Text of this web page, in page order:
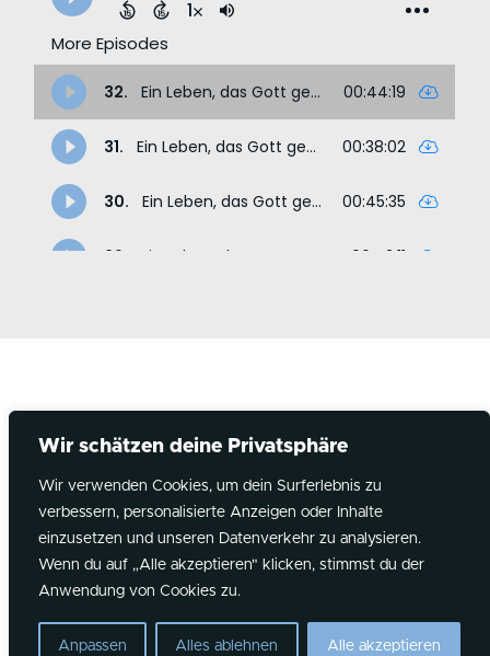
Wir schätzen deine Privatsphäre
Wir verwenden Cookies, um dein Surferlebnis zu
verbessern, personalisierte Anzeigen oder Inhalte
einzusetzen und unseren Datenverkehr zu analysieren.
Wenn du auf „Alle akzeptieren" klicken, stimmst du der
Anwendung von Cookies zu.
Anpassen Alles ablehnen Alle akzeptieren
Über Overflow
Erfahre mehr über unsere Identität,
unseren Glauben und unsere Geschichte.
Instagram YouTube Spotify
©2026 Overflow Kirche